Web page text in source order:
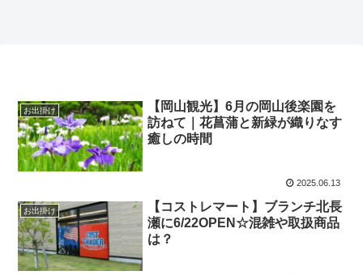
お出掛け
【岡山観光】6月の岡山後楽園を
訪ねて｜花菖蒲と新緑が織りなす
癒しの時間
2025.06.13
お出掛け
【コストレマート】ブランチ北長
瀬に6/22OPEN☆混雑や取扱商品
は？